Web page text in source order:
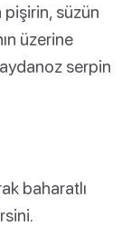
pişirin, süzün
üzerine
serpin
baharatlı